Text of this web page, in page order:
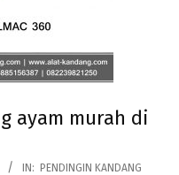
ayam murah di
IN:
PENDINGIN KANDANG